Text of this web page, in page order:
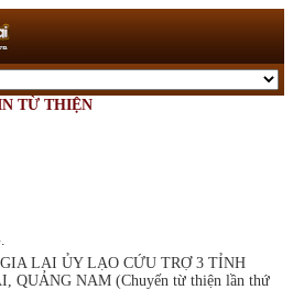
TỪ THIỆN
LAI ỦY LẠO CỨU TRỢ 3 TỈNH
QUẢNG NAM (Chuyến từ thiện lần thứ